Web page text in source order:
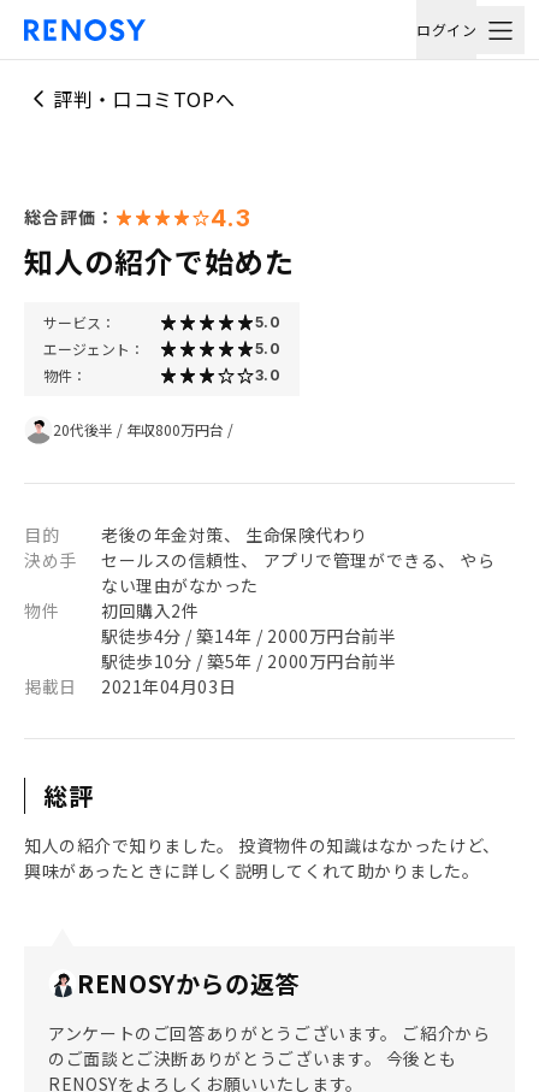
ログイン
評判・口コミTOPへ
総合評価： 4.3
知人の紹介で始めた
サービス： 5.0
エージェント： 5.0
物件： 3.0
20代後半 / 年収800万円台 /
目的
老後の年金対策、 生命保険代わり
決め手
セールスの信頼性、 アプリで管理ができる、 やら
ない理由がなかった
物件
初回購入2件
駅徒歩4分 / 築14年 / 2000万円台前半
駅徒歩10分 / 築5年 / 2000万円台前半
掲載日
2021年04月03日
総評
知人の紹介で知りました。 投資物件の知識はなかったけど、
興味があったときに詳しく説明してくれて助かりました。
RENOSYからの返答
アンケートのご回答ありがとうございます。 ご紹介から
のご面談とご決断ありがとうございます。 今後とも
RENOSYをよろしくお願いいたします。